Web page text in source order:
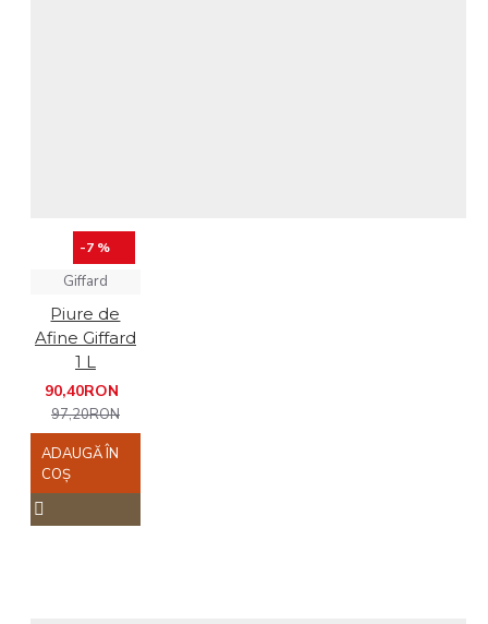
-7 %
Giffard
Piure de
Afine Giffard
1 L
90,40RON
97,20RON
ADAUGĂ ÎN
COŞ